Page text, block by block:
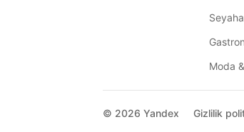
Moda
© 2026 Yandex Gizlilik